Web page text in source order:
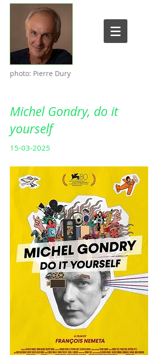
photo: Pierre Dury
Michel Gondry, do it
yourself
15-03-2025